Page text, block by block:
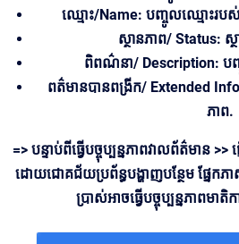
ឈ្មោះ/Name: បញ្ចូលឈ្មោះរ
ស្ថានភាព/ Status: ស្
ពិពណ៌នា/ Description: ប
ពត៌មានបានពង្រីក/ Extended
ភាព.
=> បន្ទាប់ពីធ្វើបច្ចុប្បន្នភាពវាលព័ត៌មាន >>
ដោយជោគជ័យប្រព័ន្ធបង្ហាញបន្ថែម ផ្នែកភា
ប្រាស់អាចធ្វើបច្ចុប្បន្នភាពមាតិ